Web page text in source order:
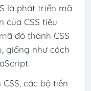
là phát triển mã
của CSS tiêu
đó thành CSS
giống như cách
các bộ tiền